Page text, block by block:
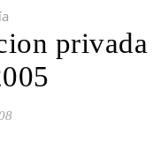
privada